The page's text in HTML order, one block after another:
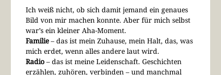
Ich weiß nicht, ob sich damit jemand ein genaues
Bild von mir machen konnte. Aber für mich selbst
war’s ein kleiner Aha-Moment.
Familie– das ist mein Zuhause, mein Halt, das, was
mich erdet, wenn alles andere laut wird.
Radio – das ist meine Leidenschaft. Geschichten
erzählen, zuhören, verbinden – und manchmal